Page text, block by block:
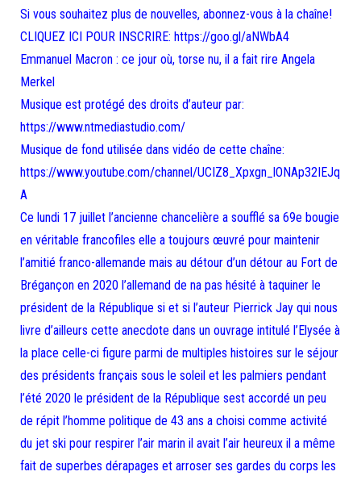
Si vous souhaitez plus de nouvelles, abonnez-vous à la chaîne!
CLIQUEZ ICI POUR INSCRIRE: https://goo.gl/aNWbA4
Emmanuel Macron : ce jour où, torse nu, il a fait rire Angela
Merkel
Musique est protégé des droits d’auteur par:
https://www.ntmediastudio.com/
Musique de fond utilisée dans vidéo de cette chaîne:
https://www.youtube.com/channel/UCIZ8_Xpxgn_lONAp32IEJq
A
Ce lundi 17 juillet l’ancienne chancelière a soufflé sa 69e bougie
en véritable francofiles elle a toujours œuvré pour maintenir
l’amitié franco-allemande mais au détour d’un détour au Fort de
Brégançon en 2020 l’allemand de na pas hésité à taquiner le
président de la République si et si l’auteur Pierrick Jay qui nous
livre d’ailleurs cette anecdote dans un ouvrage intitulé l’Elysée à
la place celle-ci figure parmi de multiples histoires sur le séjour
des présidents français sous le soleil et les palmiers pendant
l’été 2020 le président de la République sest accordé un peu
de répit l’homme politique de 43 ans a choisi comme activité
du jet ski pour respirer l’air marin il avait l’air heureux il a même
fait de superbes dérapages et arroser ses gardes du corps les